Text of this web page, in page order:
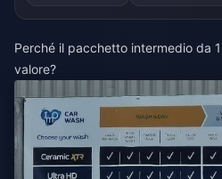
Perché il pacchetto intermedio da
valore?